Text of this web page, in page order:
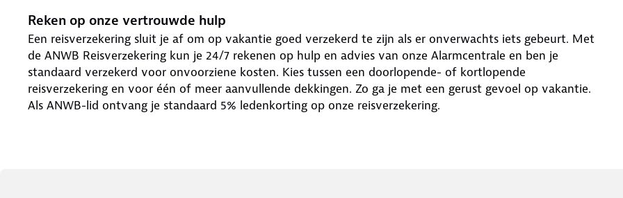
Reken op onze vertrouwde hulp
Een reisverzekering sluit je af om op vakantie goed verzekerd te zijn als er onverwachts iets gebeurt. Met
de ANWB Reisverzekering kun je 24/7 rekenen op hulp en advies van onze Alarmcentrale en ben je
standaard verzekerd voor onvoorziene kosten. Kies tussen een doorlopende- of kortlopende
reisverzekering en voor één of meer aanvullende dekkingen. Zo ga je met een gerust gevoel op vakantie.
Als ANWB-lid ontvang je standaard 5% ledenkorting op onze reisverzekering.